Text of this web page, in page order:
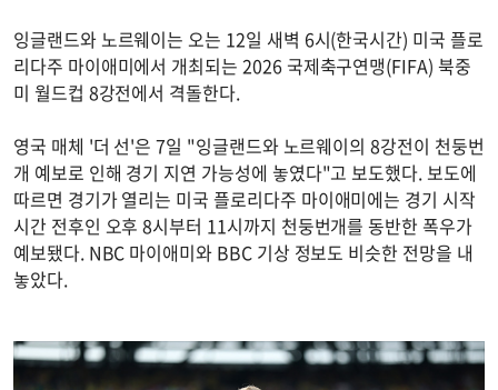
잉글랜드와 노르웨이는 오는 12일 새벽 6시(한국시간) 미국 플로
리다주 마이애미에서 개최되는 2026 국제축구연맹(FIFA) 북중
미 월드컵 8강전에서 격돌한다.
영국 매체 '더 선'은 7일 "잉글랜드와 노르웨이의 8강전이 천둥번
개 예보로 인해 경기 지연 가능성에 놓였다"고 보도했다. 보도에
따르면 경기가 열리는 미국 플로리다주 마이애미에는 경기 시작
시간 전후인 오후 8시부터 11시까지 천둥번개를 동반한 폭우가
예보됐다. NBC 마이애미와 BBC 기상 정보도 비슷한 전망을 내
놓았다.